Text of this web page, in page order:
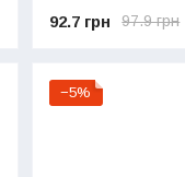
97.9 грн
92.7 грн
−5%